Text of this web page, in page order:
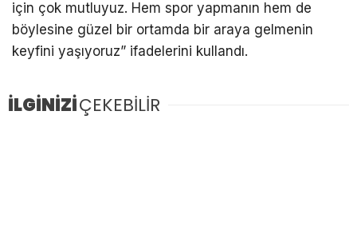
için çok mutluyuz. Hem spor yapmanın hem de
böylesine güzel bir ortamda bir araya gelmenin
keyfini yaşıyoruz” ifadelerini kullandı.
İLGİNİZİÇEKEBİLİR